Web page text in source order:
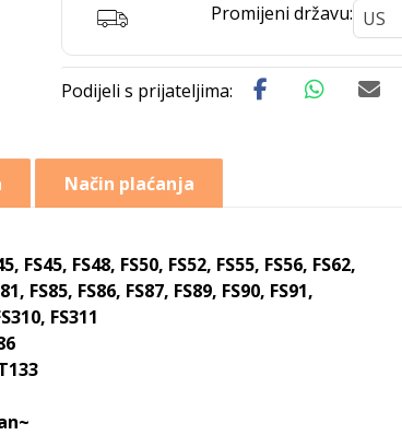
Promijeni državu:
Način plaćanja
FS48, FS50, FS52, FS55, FS56, FS62,
FS85, FS86, FS87, FS89, FS90, FS91,
FS311